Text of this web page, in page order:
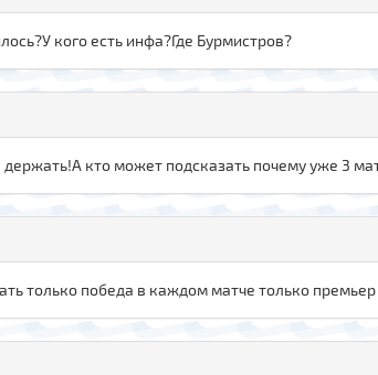
кого есть инфа?Где Бурмистров?
держать!А кто может подсказать почему уже 3
только победа в каждом матче только